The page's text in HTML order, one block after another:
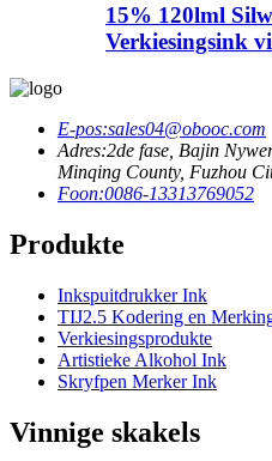
15% 120lml
Verkiesingsink
E-pos:sales04@obooc.com
Adres:2de fase, Bajin
Minqing County, Fuzhou
Foon:0086-13313769052
Produkte
Inkspuitdrukker Ink
TIJ2.5 Kodering en
Verkiesingsprodukte
Artistieke Alkohol Ink
Skryfpen Merker Ink
Vinnige skakels